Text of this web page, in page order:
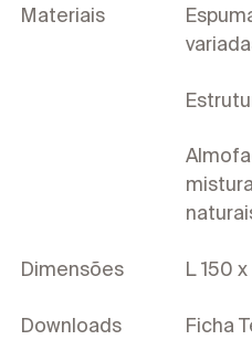
Materiais
Dimensões L 150
Downloads
Ficha